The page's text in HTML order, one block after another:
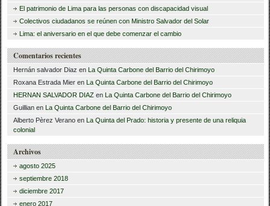
r
:
El patrimonio de Lima para las personas con discapacidad visual
Colectivos ciudadanos se reúnen con Ministro Salvador del Solar
Lima: el aniversario en el que debe comenzar el cambio
Comentarios recientes
Hernán salvador Diaz en La Quinta Carbone del Barrio del Chirimoyo
Roxana Estrada Mier en La Quinta Carbone del Barrio del Chirimoyo
HERNAN SALVADOR DIAZ en La Quinta Carbone del Barrio del Chirimoyo
Guillian en La Quinta Carbone del Barrio del Chirimoyo
Alberto Pèrez Verano en La Quinta del Prado: historia y presente de una reliquia
colonial
Archivos
agosto 2025
septiembre 2018
diciembre 2017
enero 2017